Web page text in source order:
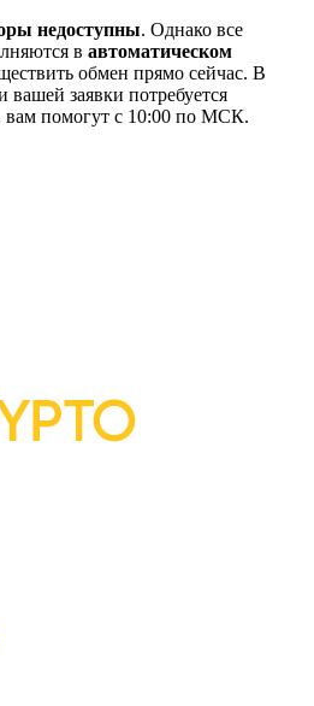
недоступны. Однако все
в автоматическом
обмен прямо сейчас. В
вашей заявки потребуется
вам помогут с 10:00 по МСК.